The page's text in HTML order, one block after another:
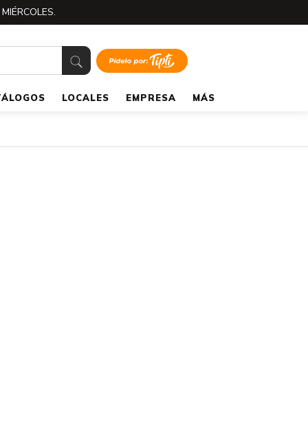
LOCALES EMPRESA MÁS